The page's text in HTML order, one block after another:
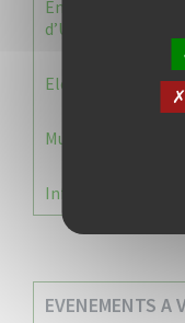
Enquête publique
d’Urbanisme
Election 2026 :
Municipale 2026 :
Information
EVENEMENTS A